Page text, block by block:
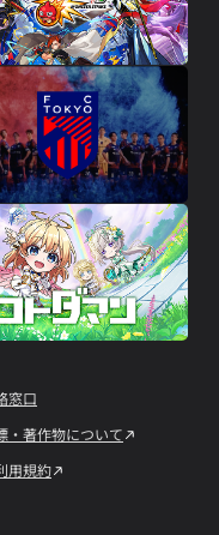
窓口
・著作物について
用規約